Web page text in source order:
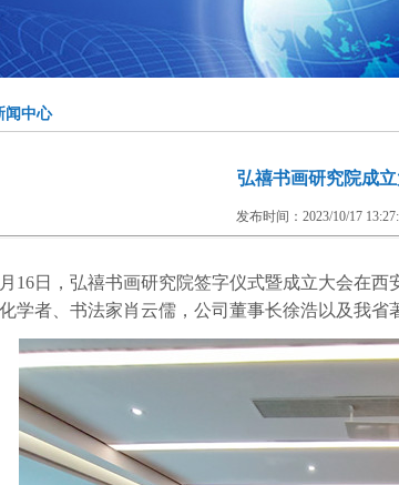
闻中心
弘禧书画研究院成
发布时间：2023/10/17
16日，弘禧书画研究院签字仪式暨成立大会在西
学者、书法家肖云儒，公司董事长徐浩以及我省